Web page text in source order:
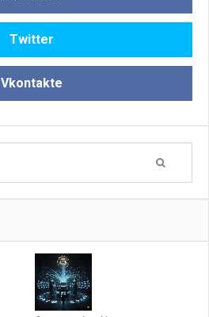
Twitter
Vkontakte